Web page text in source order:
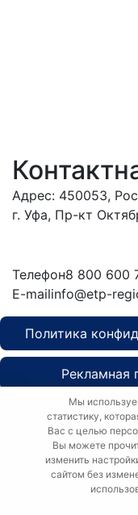
Мы
статистику,
Вас с целью
Вы можете
изменить
сайтом без
Адрес: 450053,
г. Уфа, Пр-кт
Телефон8 800 600
E-mailinfo@etp-
Политика
Рекламная
Политика о
Copyright © etp-